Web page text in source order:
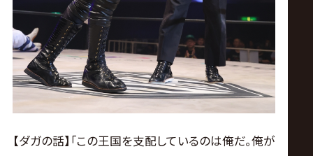
【ダガの話】｢この王国を支配しているのは俺だ｡俺が